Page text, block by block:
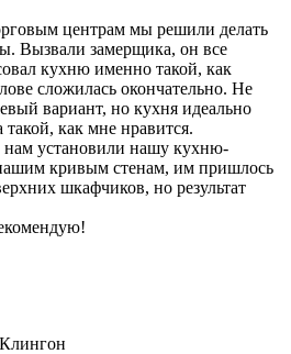
центрам мы решили делать
Вызвали замерщика, он все
кухню именно такой, как
сложилась окончательно. Не
вариант, но кухня идеально
как мне нравится.
нам установили нашу кухню-
кривым стенам, им пришлось
шкафчиков, но результат